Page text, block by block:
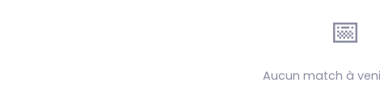
📅
Aucun match à